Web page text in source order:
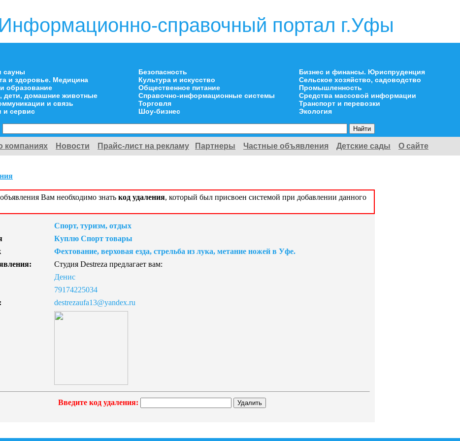
Информационно-справочный портал г.Уфы
сауны
и здоровье. Медицина
образование
дети, домашние животные
и связь
и сервис
Безопасность
Культура и искусство
Общественное питание
Справочно-информационные системы
Торговля
Шоу-бизнес
Бизнес и финансы. Юриспруденция
Сельское хозяйство, садоводство
Промышленность
Средства массовой информации
Транспорт и перевозки
Экология
компаниях Новости Прайс-лист на рекламу Партнеры Частные объявления Детские сады О сайте
Вам необходимо знать код удаления, который был присвоен системой при добавлении данного
Спорт, туризм, отдых
Куплю Спорт товары
Фехтование, верховая езда, стрельба из лука, метание ножей в Уфе.
Студия Destreza предлагает вам:
Денис
79174225034
destrezaufa13@yandex.ru
Введите код удаления: